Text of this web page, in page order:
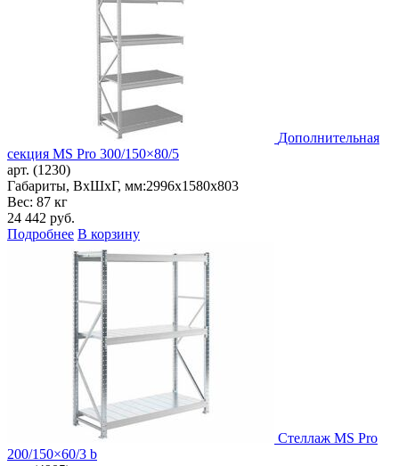
Дополнительная
секция MS Pro 300/150×80/5
арт. (1230)
Габариты, ВxШxГ, мм:2996x1580x803
Вес: 87 кг
24 442 руб.
Подробнее В корзину
Стеллаж MS Pro
200/150×60/3 b